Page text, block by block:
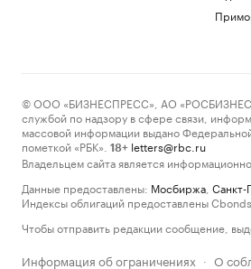
© ООО «БИЗНЕСПРЕСС», АО
службой по надзору в сфере связи,
массовой информации выдано
пометкой «РБК».
18+ letters@rbc.ru
Владельцем сайта является
Данные предоставлены: Мосбиржа Санкт-
Индексы облигаций предоставлены Cbonds.
Чтобы отправить редакции сообщение,
Информация об ограничениях · О